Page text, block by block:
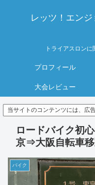
レッツ！エンジ
トライアスロンに
プロフィール
大会レビュー
当サイトのコンテンツには、広
ロードバイク初
京⇒大阪自転車
バイク